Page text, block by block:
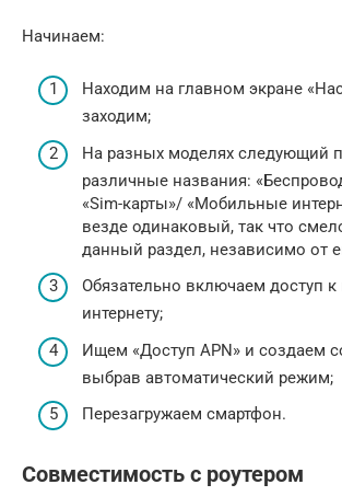
Начинаем:
Находим на главном экране
заходим;
На разных моделях следующий
различные названия:
«Sim-карты»/ «Мобильные
везде одинаковый, так что
данный раздел, независимо от
Обязательно включаем доступ
интернету;
Ищем «Доступ APN» и создаем
выбрав автоматический режим;
Перезагружаем смартфон.
Совместимость с роутером